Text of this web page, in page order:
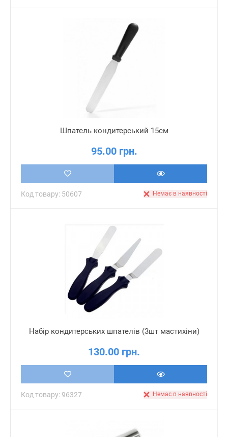
Шпатель кондитерський 15см
95.00 грн.
Код товару: 50607 Немає в наявності
Набір кондитерських шпателів (3шт мастихіни)
130.00 грн.
Код товару: 96327 Немає в наявності